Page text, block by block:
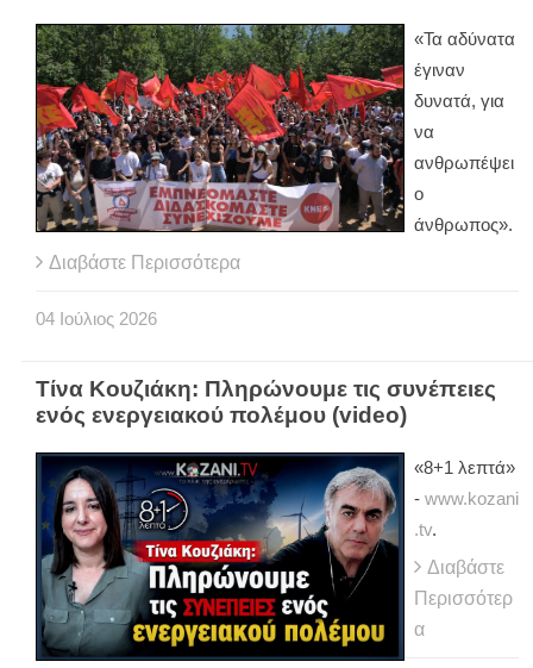
«Τα αδύνατα
έγιναν
δυνατά, για
να
ανθρωπέψει
ο
άνθρωπος».
Διαβάστε Περισσότερα
04 Ιούλιος 2026
Τίνα Κουζιάκη: Πληρώνουμε τις συνέπειες
ενός ενεργειακού πολέμου (video)
«8+1 λεπτά»
- www.kozani
.tv.
Διαβάστε
Περισσότερ
α